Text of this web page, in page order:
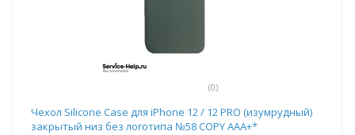
(0)
Чехол Silicone Case для iPhone 12 / 12 PRO (изумрудный)
закрытый низ без логотипа №58 COPY AAA+*